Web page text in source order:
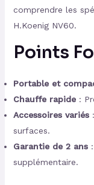
comprendre les
H.Koenig NV60.
Points
Portable et
Chauffe rapide:
Accessoires variés:
surfaces.
Garantie de 2 ans:
supplémentaire.